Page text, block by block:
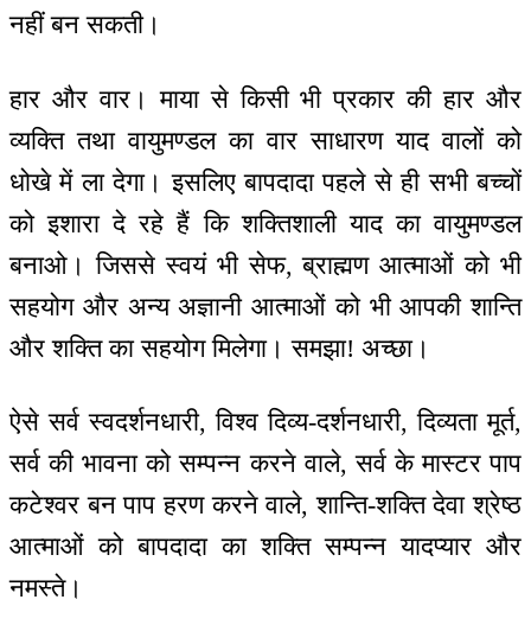
नहीं बन सकती।
हार और वार। माया से किसी भी प्रकार की हार और
व्यक्ति तथा वायुमण्डल का वार साधारण याद वालों को
धोखे में ला देगा। इसलिए बापदादा पहले से ही सभी बच्चों
को इशारा दे रहे हैं कि शक्तिशाली याद का वायुमण्डल
बनाओ। जिससे स्वयं भी सेफ, ब्राह्मण आत्माओं को भी
सहयोग और अन्य अज्ञानी आत्माओं को भी आपकी शान्ति
और शक्ति का सहयोग मिलेगा। समझा! अच्छा।
ऐसे सर्व स्वदर्शनधारी, विश्व दिव्य-दर्शनधारी, दिव्यता मूर्त,
सर्व की भावना को सम्पन्न करने वाले, सर्व के मास्टर पाप
कटेश्वर बन पाप हरण करने वाले, शान्ति-शक्ति देवा श्रेष्ठ
आत्माओं को बापदादा का शक्ति सम्पन्न यादप्यार और
नमस्ते।